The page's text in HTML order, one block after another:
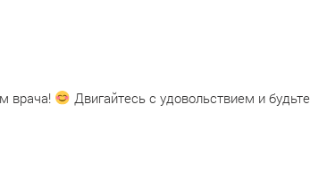
врача!
Двигайтесь с удовольствием и будьте